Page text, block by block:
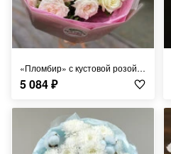
«Пломбир» с кустовой розой любимой
5 084₽